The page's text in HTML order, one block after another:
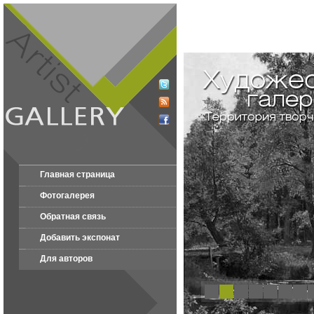
Главная страница
Фотогалерея
Обратная связь
Добавить экспонат
Для авторов